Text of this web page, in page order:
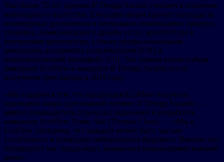
Уже более 70 лет премия iF Design Awards считается эталоном
инженерного искусства. Ежегодно жюри вручает награды за
инженерные достижения в нескольких номинациях: продукт,
упаковка, коммуникация и дизайн услуг, архитектура и
внутренняя архитектура, а также профессиональная
концепция, восприятие пользователем (UX) и
пользовательский интерфейс (UI). Это первая новая победа
компании EcoFlow в конкурсе iF Design Awards после
получения трех наград в 2019 году.
«Мы гордимся тем, что продукция EcoFlow получила
признание жюри престижной премии iF Design Awards», —
заявил руководитель отдела исследований и разработок
компании EcoFlow Томас Чан (Thomas Chan). — «Мы в
EcoFlow убеждены, что каждый может быть частью
устойчивого и углеродно-нейтрального будущего. Именно это
мотивирует нас продолжать заниматься инновациями каждый
день».